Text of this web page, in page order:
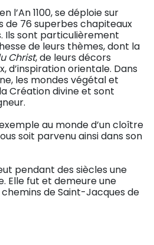
l’An 1100, se déploie sur
de 76 superbes chapiteaux
Ils sont particulièrement
de leurs thèmes, dont la
Christ, de leurs décors
d’inspiration orientale. Dans
les mondes végétal et
Création divine et sont
au monde d’un cloître
soit parvenu ainsi dans son
pendant des siècles une
Elle fut et demeure une
de Saint-Jacques de